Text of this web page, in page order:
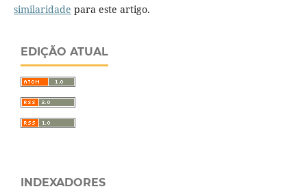
similaridade para este artigo.
EDIÇÃO ATUAL
INDEXADORES